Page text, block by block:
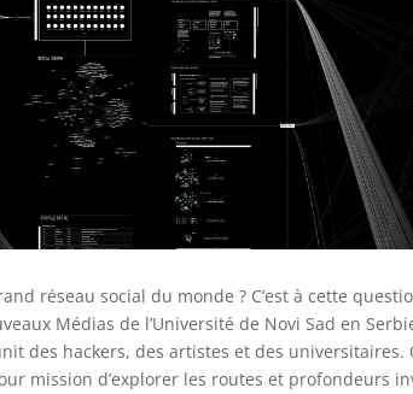
réseau social du monde ? C’est à cette
Médias de l’Université de Novi Sad en
des hackers, des artistes et des universitaires.
mission d’explorer les routes et profondeurs